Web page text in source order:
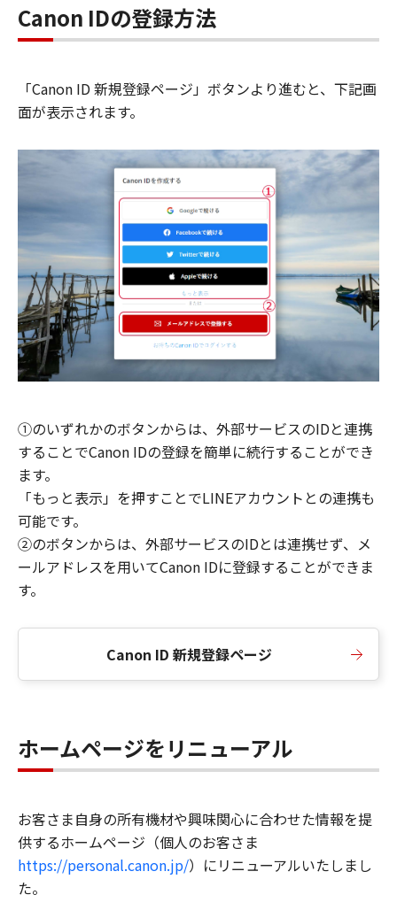
Canon IDの登録方法
「Canon ID 新規登録ページ」ボタンより進むと、下記画
面が表示されます。
①のいずれかのボタンからは、外部サービスのIDと連携
することでCanon IDの登録を簡単に続行することができ
ます。
「もっと表示」を押すことでLINEアカウントとの連携も
可能です。
②のボタンからは、外部サービスのIDとは連携せず、メ
ールアドレスを用いてCanon IDに登録することができま
す。
Canon ID 新規登録ページ
ホームページをリニューアル
お客さま自身の所有機材や興味関心に合わせた情報を提
供するホームページ（個人のお客さま
https://personal.canon.jp/）にリニューアルいたしまし
た。